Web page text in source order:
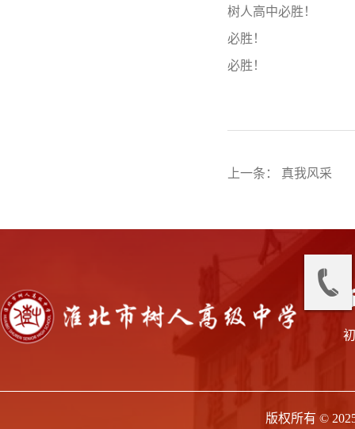
树人高中必胜！
必胜！
必胜！
上一条： 真我风采
版权所有 ©